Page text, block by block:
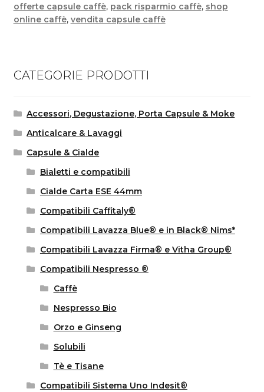
offerte capsule caffè, pack risparmio caffè, shop
online caffè, vendita capsule caffè
CATEGORIE PRODOTTI
Accessori, Degustazione, Porta Capsule & Moke
Anticalcare & Lavaggi
Capsule & Cialde
Bialetti e compatibili
Cialde Carta ESE 44mm
Compatibili Caffitaly®
Compatibili Lavazza Blue® e in Black® Nims*
Compatibili Lavazza Firma® e Vitha Group®
Compatibili Nespresso ®
Caffè
Nespresso Bio
Orzo e Ginseng
Solubili
Tè e Tisane
Compatibili Sistema Uno Indesit®